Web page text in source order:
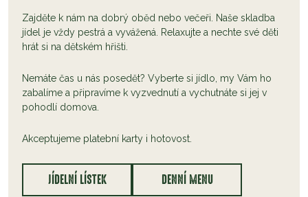
Zajděte k nám na dobrý oběd nebo večeři. Naše skladba
jídel je vždy pestrá a vyvážená. Relaxujte a nechte své děti
hrát si na dětském hřišti.
Nemáte čas u nás posedět? Vyberte si jídlo, my Vám ho
zabalíme a připravíme k vyzvednutí a vychutnáte si jej v
pohodlí domova.
Akceptujeme platební karty i hotovost.
JÍDELNÍ LÍSTEK DENNÍ MENU